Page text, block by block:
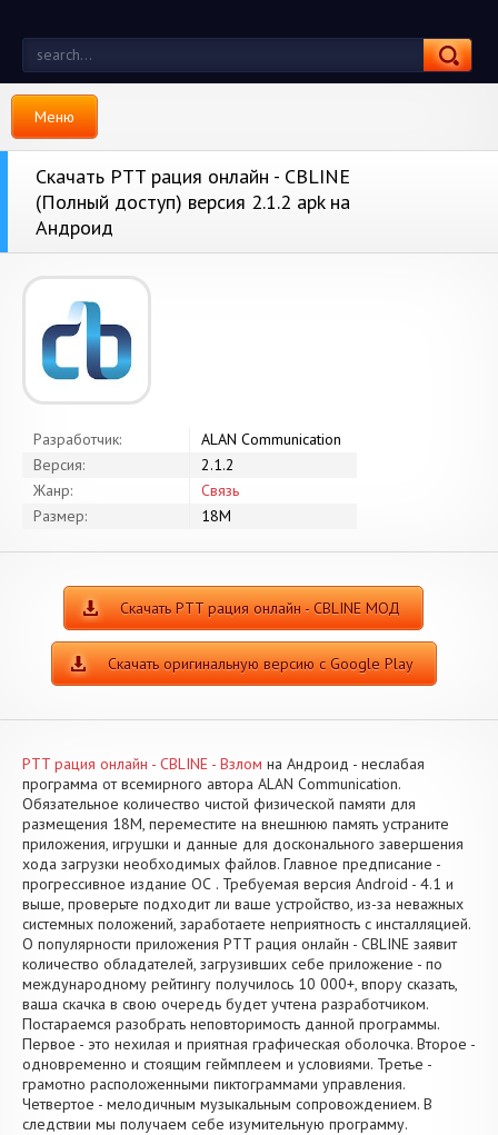
Меню
Скачать PTT рация онлайн - CBLINE
(Полный доступ) версия 2.1.2 apk на
Андроид
Разработчик:
ALAN Communication
Версия:
2.1.2
Жанр:
Связь
Размер:
18M
Скачать PTT рация онлайн - CBLINE МОД
Скачать оригинальную версию с Google Play
PTT рация онлайн - CBLINE - Взлом на Андроид - неслабая
программа от всемирного автора ALAN Communication.
Обязательное количество чистой физической памяти для
размещения 18M, переместите на внешнюю память устраните
приложения, игрушки и данные для досконального завершения
хода загрузки необходимых файлов. Главное предписание -
прогрессивное издание ОС . Требуемая версия Android - 4.1 и
выше, проверьте подходит ли ваше устройство, из-за неважных
системных положений, заработаете неприятность с инсталляцией.
О популярности приложения PTT рация онлайн - CBLINE заявит
количество обладателей, загрузивших себе приложение - по
международному рейтингу получилось 10 000+, впору сказать,
ваша скачка в свою очередь будет учтена разработчиком.
Постараемся разобрать неповторимость данной программы.
Первое - это нехилая и приятная графическая оболочка. Второе -
одновременно и стоящим геймплеем и условиями. Третье -
грамотно расположенными пиктограммами управления.
Четвертое - мелодичным музыкальным сопровождением. В
следствии мы получаем себе изумительную программу.